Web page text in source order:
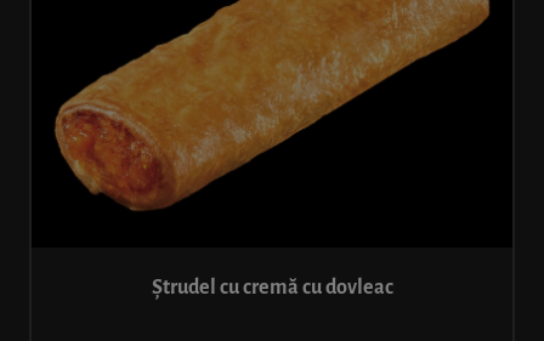
Ștrudel cu cremă cu dovleac